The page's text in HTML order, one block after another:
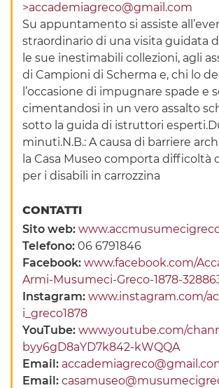
>accademiagreco@gmail.com
Su appuntamento si assiste
straordinario di una visita guidata
le sue inestimabili collezioni, agli
di Campioni di Scherma e, chi lo
l’occasione di impugnare spade e
cimentandosi in un vero assalto
sotto la guida di istruttori
minuti.N.B.: A causa di barriere
la Casa Museo comporta difficoltà
per i disabili in carrozzina
CONTATTI
Sito web:
Telefono:06 6791846
Facebook:www.facebook.com/
Armi-Musumeci-Greco-1878-
Instagram:www.instagram.com/
i_greco1878
YouTube:www.youtube.com/
byy6gD8aYD7k842-kWQQA
Email:
Email: